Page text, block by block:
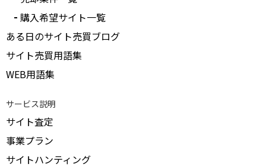
購入希望サイト一覧
ある日のサイト売買ブログ
サイト売買用語集
WEB用語集
サービス説明
サイト査定
事業プラン
サイトハンティング